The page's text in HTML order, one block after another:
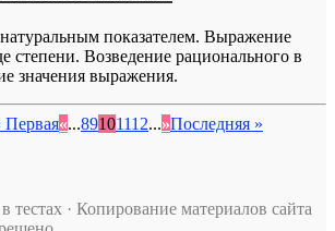
показателем. Выражение
степени. Возведение рационального в
значения выражения.
Первая«...89101112...»Последняя »
тестах · Копирование материалов сайта